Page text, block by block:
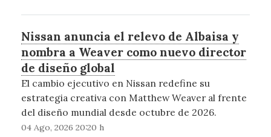
Nissan anuncia el relevo de Albaisa y
nombra a Weaver como nuevo director
de diseño global
El cambio ejecutivo en Nissan redefine su
estrategia creativa con Matthew Weaver al frente
del diseño mundial desde octubre de 2026.
04 Ago, 2026 20:20 h